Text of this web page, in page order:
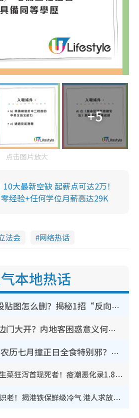
+5
点击图片放大
大最新空缺 起薪点可达2万！
经验+任何学位月薪高达29K
法会 网络热话
本地热话
WhatsApp预设贴图怎么删？揭秘1招“反向操作”还原简洁界面 附3步实测教程
香港山边铁闸边门大开？内地客困惑意义何在！网友神回复：这种叫法理性防御
鬼门开2026｜农历七月撞正日全食特别邪？专家警告切忌做一事！揭4大禁忌+2招保平安
夺命寄生虫｜食生菜狂泻首现死者！疫潮恶化录1.8万宗病例 揭洗菜3大谬误
内地客夸港人不识老！揭港铁保鲜级冷气 港人求放过：别投诉